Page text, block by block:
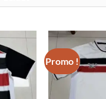
Promo !